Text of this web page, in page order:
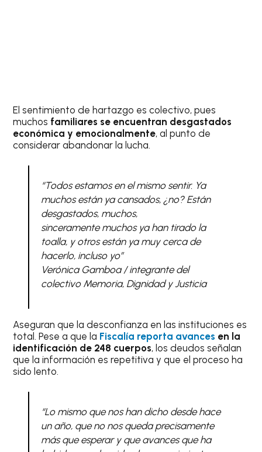
El sentimiento de hartazgo es colectivo, pues
muchos familiares se encuentran desgastados
económica y emocionalmente, al punto de
considerar abandonar la lucha.
“Todos estamos en el mismo sentir. Ya
muchos están ya cansados, ¿no? Están
desgastados, muchos,
sinceramente muchos ya han tirado la
toalla, y otros están ya muy cerca de
hacerlo, incluso yo”
Verónica Gamboa / integrante del
colectivo Memoria, Dignidad y Justicia
Aseguran que la desconfianza en las instituciones es
total. Pese a que la Fiscalía reporta avances en la
identificación de 248 cuerpos, los deudos señalan
que la información es repetitiva y que el proceso ha
sido lento.
“Lo mismo que nos han dicho desde hace
un año, que no nos queda precisamente
más que esperar y que avances que ha